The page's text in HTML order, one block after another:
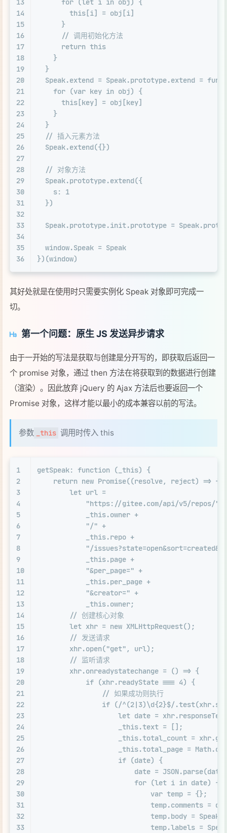
13
14
15
16
17
18
19
20
21
22
23
24
25
26
27
28
29
30
31
32
33
34
35
36
for (let i in obj) {
this [i] = obj[i]
      }
// 调用初始化方法
return this
    }
  }
Speak.extend = Speak.prototype.extend =
for (var key in obj) {
this [key] = obj[key]
    }
  }
// 插入元素方法
Speak.extend({})
// 对象方法
Speak.prototype.extend({
s: 1
  })
Speak.prototype.init.prototype = Speak.
window.Speak = Speak
})(window)
其好处就是在使用时只需要实例化 Speak 对象即可完成一
切。
第一个问题：原生 JS 发送异步请求
由于一开始的写法是获取与创建是分开写的，即获取后返回一
个 promise 对象，通过 then 方法在将获取到的数据进行创建
（渲染）。因此放弃 jQuery 的 Ajax 方法后也要返回一个
Promise 对象，这样才能以最小的成本兼容以前的写法。
参数 _this 调用时传入 this
1
2
3
4
5
6
7
8
9
10
11
12
13
14
15
16
17
18
19
20
21
22
23
24
25
26
27
28
29
30
31
32
33
getSpeak: function ( _this) {
return new Promise((resolve, reject) => {
let url =
"https://gitee.com/api/v5/repos/"
            _this.
owner +
"/" +
            _this.
repo +
"/
            _this.
page +
"&per_page=" +
            _this.
per_page +
"&creator=" +
            _this.
owner;
// 创建核心对象
let xhr = new XMLHttpRequest();
// 发送请求
        xhr.
open("get" , url);
// 监听请求
        xhr.
onreadystatechange = () => {
if (xhr.readyState === 4) {
// 如果成功则执行
if (/^(2|3)\d{2}$/ .test(xhr.
let date = xhr.responseText
                    _this.
text = [];
                    _this.
total_count = xhr.
                    _this.
total_page = Math.
if (date) {
                        date =
JSON.parse
for (let i in date) {
var temp = {};
                            temp.
comments =
                            temp.
body = Speak
                            temp.
labels = Speak